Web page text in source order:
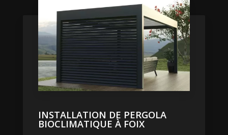
INSTALLATION DE PERGOLA
BIOCLIMATIQUE À FOIX